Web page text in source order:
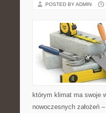
POSTED BY ADMIN
którym klimat ma swoje
nowoczesnych założeń